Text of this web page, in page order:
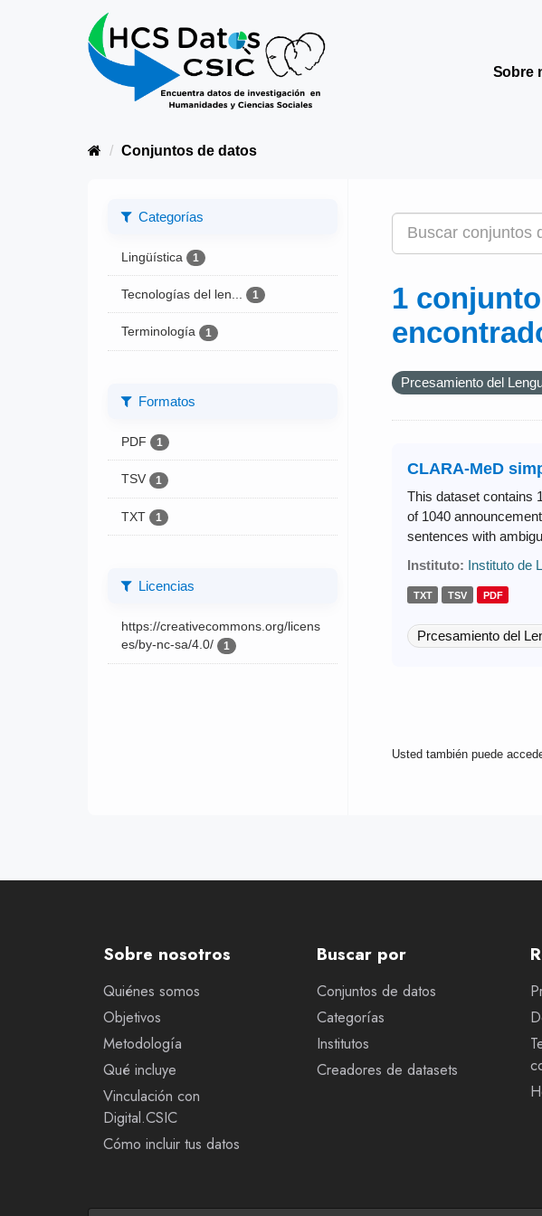
Sobre
Conjuntos de datos
Categorías
Lingüística 1
Tecnologías del len... 1
Terminología 1
Formatos
PDF 1
TSV 1
TXT 1
Licencias
https://creativecommons.org/licens
es/by-nc-sa/4.0/
1
1
Prcesamiento del
CLARA-MeD
This dataset contains
of 1040
sentences with
Instituto: Instituto de
TXT TSV PDF
Prcesamiento del
Usted también puede
Sobre nosotros
Quiénes somos
Objetivos
Metodología
Qué incluye
Vinculación con
Digital.CSIC
Cómo incluir tus datos
Buscar por
Conjuntos de datos
Categorías
Institutos
Creadores de datasets